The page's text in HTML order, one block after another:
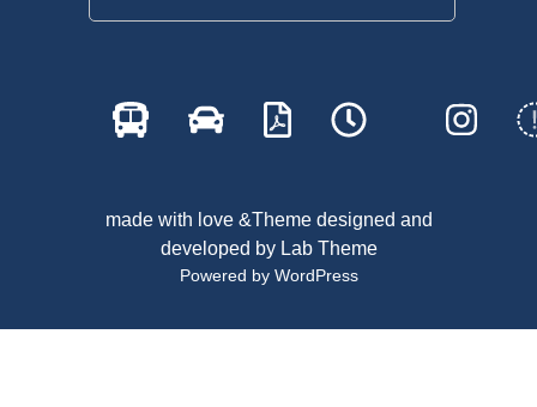
made with love &Theme designed and
developed byLab Theme
Powered by WordPress